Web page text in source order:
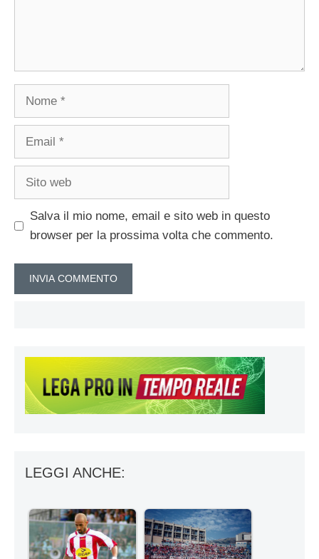
Nome
Email
Sito
Salva il mio nome, email e sito web in questo
browser per la prossima volta che commento.
LEGGI ANCHE: